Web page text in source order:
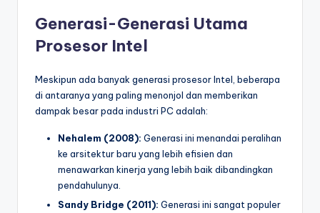
Generasi-Generasi Utama
Prosesor Intel
Meskipun ada banyak generasi prosesor Intel, beberapa
di antaranya yang paling menonjol dan memberikan
dampak besar pada industri PC adalah:
Nehalem (2008): Generasi ini menandai peralihan
ke arsitektur baru yang lebih efisien dan
menawarkan kinerja yang lebih baik dibandingkan
pendahulunya.
Sandy Bridge (2011): Generasi ini sangat populer